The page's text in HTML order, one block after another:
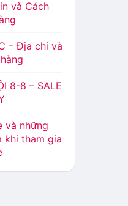
và Cách
– Địa chỉ và
8-8 – SALE
và những
khi tham gia